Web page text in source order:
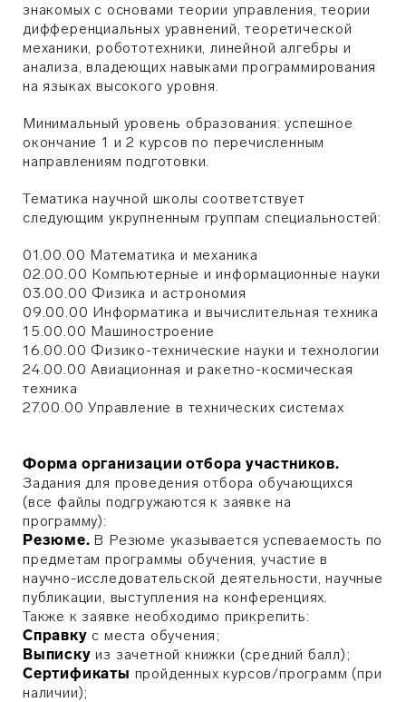
знакомых с основами теории управления, теории
дифференциальных уравнений, теоретической
механики, робототехники, линейной алгебры и
анализа, владеющих навыками программирования
на языках высокого уровня.
Минимальный уровень образования: успешное
окончание 1 и 2 курсов по перечисленным
направлениям подготовки.
Тематика научной школы соответствует
следующим укрупненным группам специальностей:
01.00.00 Математика и механика
02.00.00 Компьютерные и информационные науки
03.00.00 Физика и астрономия
09.00.00 Информатика и вычислительная техника
15.00.00 Машиностроение
16.00.00 Физико-технические науки и технологии
24.00.00 Авиационная и ракетно-космическая
техника
27.00.00 Управление в технических системах
Форма организации отбора участников.
Задания для проведения отбора обучающихся
(все файлы подгружаются к заявке на
программу):
Резюме. В Резюме указывается успеваемость по
предметам программы обучения, участие в
научно-исследовательской деятельности, научные
публикации, выступления на конференциях.
Также к заявке необходимо прикрепить:
Справку с места обучения;
Выписку из зачетной книжки (средний балл);
Сертификаты пройденных курсов/программ (при
наличии);